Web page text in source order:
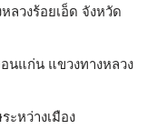
ลวงร้อยเอ็ด จังหวัด
นแก่น แขวงทางหลวง
ะหว่างเมือง